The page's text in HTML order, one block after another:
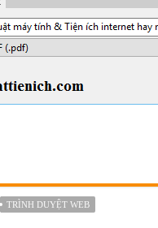
TRÌNH DUYỆT WEB